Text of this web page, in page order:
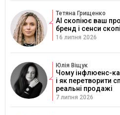
Тетяна Грищенко
AI скопіює ваш
бренд і сенси
16 липня 2026
Юлія Віщук
Чому інфлюенс-
і як перетворити
реальні продажі
7 липня 2026